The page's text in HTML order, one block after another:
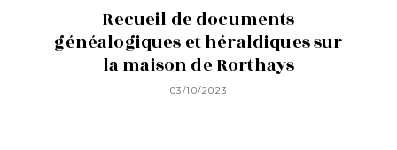
Recueil de documents
généalogiques et héraldiques sur
la maison de Rorthays
03/10/2023